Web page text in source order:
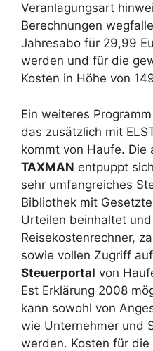
Veranlagungsart
Berechnungen
Jahresabo für 29,99
werden und für die
Kosten in Höhe von
Ein weiteres
das zusätzlich mit
kommt von Haufe. Die
TAXMAN entpuppt
sehr umfangreiches
Bibliothek mit
Urteilen beinhaltet
Reisekostenrechner,
sowie vollen Zugriff
Steuerportal von
Est Erklärung 2008
kann sowohl von
wie Unternehmer und
werden. Kosten für